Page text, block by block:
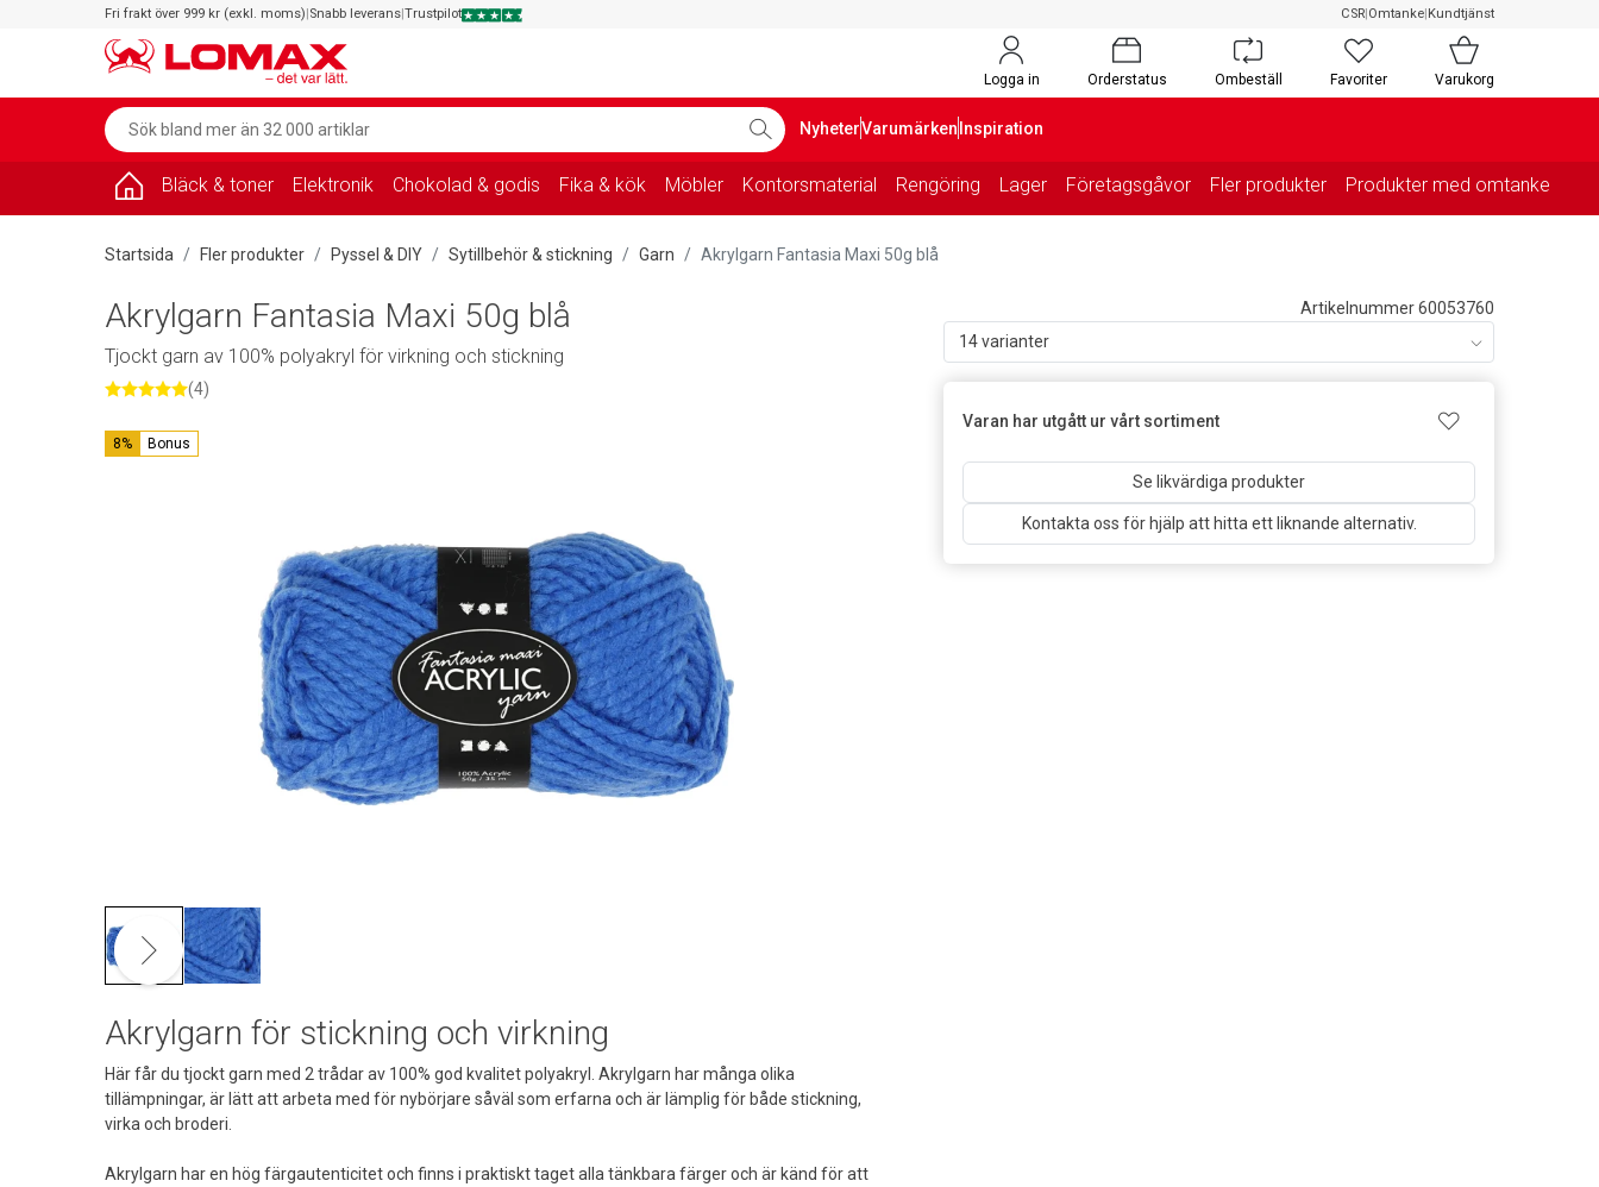
Fri frakt över 999 kr (exkl. moms)|Snabb leverans|Trustpilot CSR|Omtanke|Kundtjänst
Logga in Orderstatus Ombeställ Favoriter Varukorg
NyheterVarumärken Inspiration
Bläck & toner Elektronik Chokolad & godis Fika & kök Möbler Kontorsmaterial Rengöring Lager Företagsgåvor Fler produkter Produkter med omtanke
Startsida Fler produkter Pyssel & DIY Sytillbehör & stickning Garn Akrylgarn Fantasia Maxi 50g blå
8% Bonus
Akrylgarn för stickning och virkning
Här får du tjockt garn med 2 trådar av 100% god kvalitet polyakryl. Akrylgarn har många olika
tillämpningar, är lätt att arbeta med för nybörjare såväl som erfarna och är lämplig för både stickning,
virka och broderi.
Akrylgarn har en hög färgautenticitet och finns i praktiskt taget alla tänkbara färger och är känd för att
Artikelnummer 60053760
14 varianter
Varan har utgått ur vårt sortiment
Se likvärdiga produkter
Kontakta oss för hjälp att hitta ett liknande alternativ.
Akrylgarn Fantasia Maxi 50g blå
Tjockt garn av 100% polyakryl för virkning och stickning
(4)